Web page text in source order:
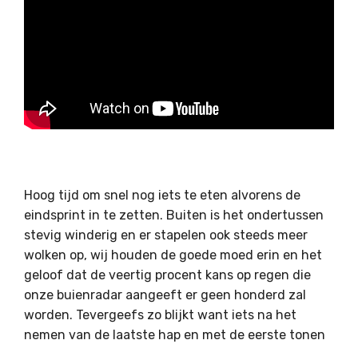
Hoog tijd om snel nog iets te eten alvorens de
eindsprint in te zetten. Buiten is het ondertussen
stevig winderig en er stapelen ook steeds meer
wolken op, wij houden de goede moed erin en het
geloof dat de veertig procent kans op regen die
onze buienradar aangeeft er geen honderd zal
worden. Tevergeefs zo blijkt want iets na het
nemen van de laatste hap en met de eerste tonen